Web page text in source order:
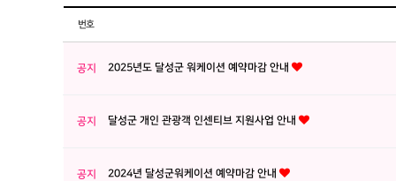
번호
공지 2025년도 달성군 워케이션 예약마감 안내
공지 달성군 개인 관광객 인센티브 지원사업 안내
공지 2024년 달성군워케이션 예약마감 안내